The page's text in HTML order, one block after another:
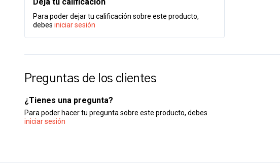
Para poder dejar tu calificación sobre este producto,
debes iniciar sesión
Preguntas de los clientes
¿Tienes una pregunta?
Para poder hacer tu pregunta sobre este producto, debes
iniciar sesión